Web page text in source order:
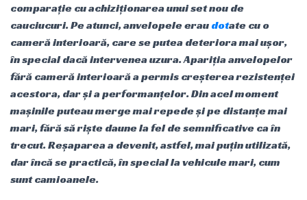
comparație cu achiziționarea unui set nou de
cauciucuri. Pe atunci, anvelopele eraudotate cu o
cameră interioară, care se putea deteriora mai ușor,
în special dacă intervenea uzura. Apariția anvelopelor
fără cameră interioară a permis creșterea rezistenței
acestora, dar și a performanțelor. Din acel moment
mașinile puteau merge mai repede și pe distanțe mai
mari, fără să riște daune la fel de semnificative ca în
trecut. Reșaparea a devenit, astfel, mai puțin utilizată,
dar încă se practică, în special la vehicule mari, cum
sunt camioanele.